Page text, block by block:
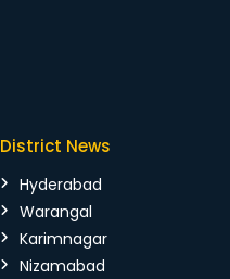
District News
Hyderabad
Warangal
Karimnagar
Nizamabad